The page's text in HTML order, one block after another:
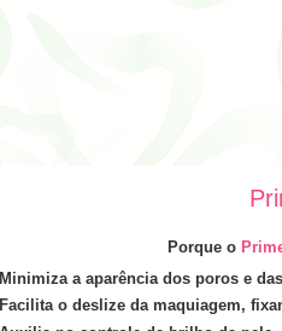
Porque o
Min­i­miza a aparên­cia dos poros e
Facili­ta o deslize da maquiagem,